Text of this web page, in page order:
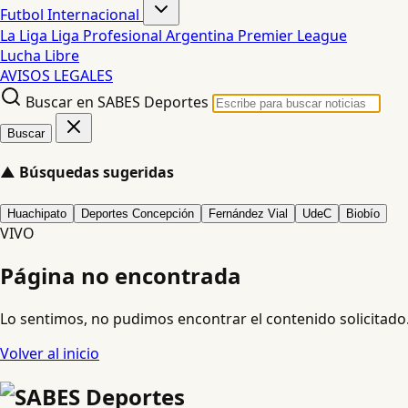
Futbol Internacional
La Liga Liga Profesional Argentina Premier League
Lucha Libre
AVISOS LEGALES
Buscar en SABES Deportes
Buscar
▲ Búsquedas sugeridas
Huachipato Deportes Concepción Fernández Vial UdeC Biobío
VIVO
Página no encontrada
Lo sentimos, no pudimos encontrar el contenido
Volver al inicio